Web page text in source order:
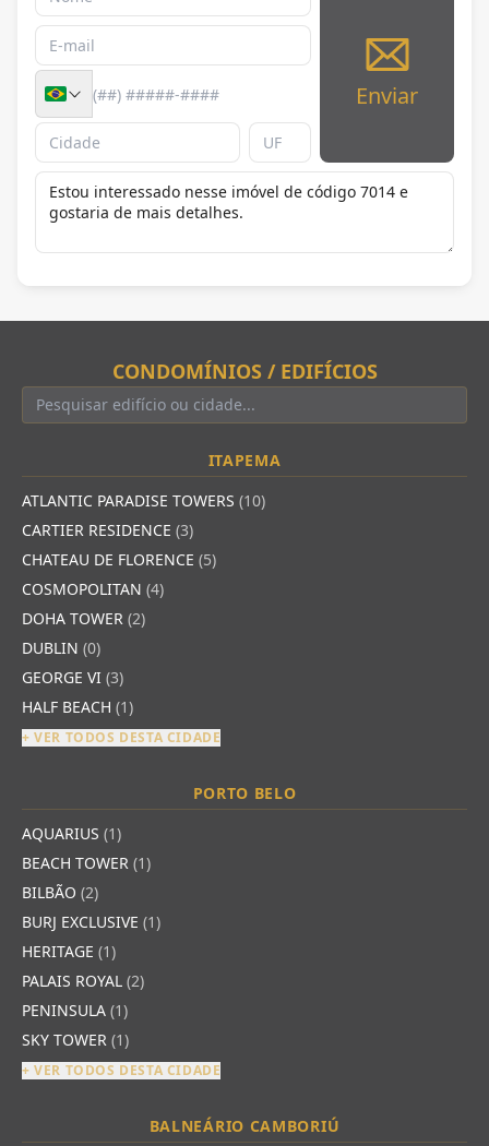
Enviar
CONDOMÍNIOS / EDIFÍCIOS
ITAPEMA
ATLANTIC PARADISE TOWERS (10)
CARTIER RESIDENCE (3)
CHATEAU DE FLORENCE (5)
COSMOPOLITAN (4)
DOHA TOWER (2)
DUBLIN (0)
GEORGE VI (3)
HALF BEACH (1)
+ VER TODOS DESTA CIDADE
PORTO BELO
AQUARIUS (1)
BEACH TOWER (1)
BILBÃO (2)
BURJ EXCLUSIVE (1)
HERITAGE (1)
PALAIS ROYAL (2)
PENINSULA (1)
SKY TOWER (1)
+ VER TODOS DESTA CIDADE
BALNEÁRIO CAMBORIÚ